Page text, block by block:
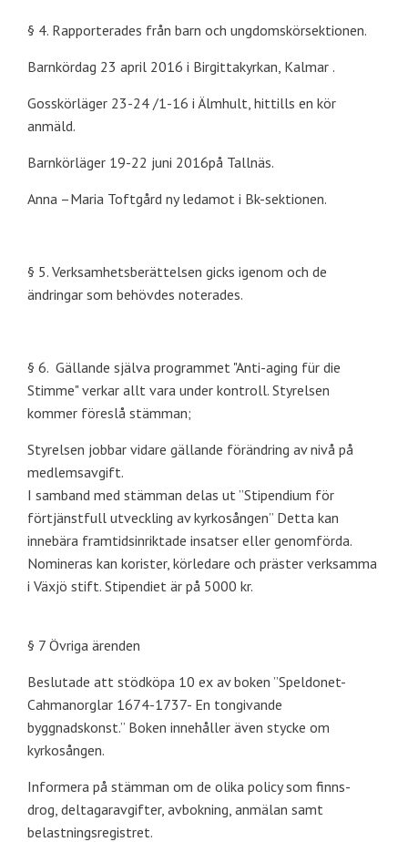
§ 4. Rapporterades från barn och ungdomskörsektionen.
Barnkördag 23 april 2016 i Birgittakyrkan, Kalmar .
Gosskörläger 23-24 /1-16 i Älmhult, hittills en kör
anmäld.
Barnkörläger 19-22 juni 2016på Tallnäs.
Anna –Maria Toftgård ny ledamot i Bk-sektionen.
§ 5. Verksamhetsberättelsen gicks igenom och de
ändringar som behövdes noterades.
§ 6. Gällande själva programmet "Anti-aging für die
Stimme" verkar allt vara under kontroll. Styrelsen
kommer föreslå stämman;
Styrelsen jobbar vidare gällande förändring av nivå på
medlemsavgift.
I samband med stämman delas ut ”Stipendium för
förtjänstfull utveckling av kyrkosången” Detta kan
innebära framtidsinriktade insatser eller genomförda.
Nomineras kan korister, körledare och präster verksamma
i Växjö stift. Stipendiet är på 5000 kr.
§ 7 Övriga ärenden
Beslutade att stödköpa 10 ex av boken ”Speldonet-
Cahmanorglar 1674-1737- En tongivande
byggnadskonst.” Boken innehåller även stycke om
kyrkosången.
Informera på stämman om de olika policy som finns-
drog, deltagaravgifter, avbokning, anmälan samt
belastningsregistret.